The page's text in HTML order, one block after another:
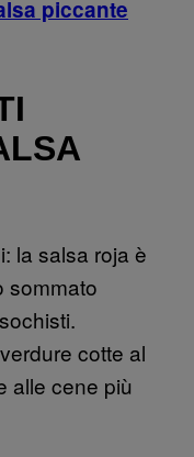
piccante
la salsa roja è
sommato
cotte al
alle cene più